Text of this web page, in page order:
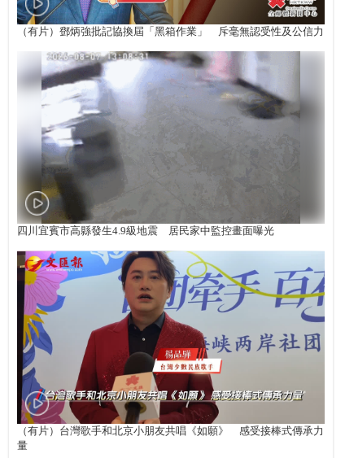
（有片）鄧炳強批記協換屆「黑箱作業」 斥毫無認受性及公信力
四川宜賓市高縣發生4.9級地震 居民家中監控畫面曝光
（有片）台灣歌手和北京小朋友共唱《如願》 感受接棒式傳承力
量